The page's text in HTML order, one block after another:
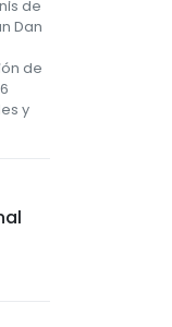
de
Dan
de
y